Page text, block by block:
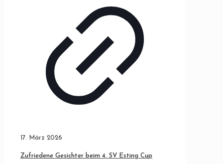
17. März 2026
Zufriedene Gesichter beim 4. SV Esting Cup